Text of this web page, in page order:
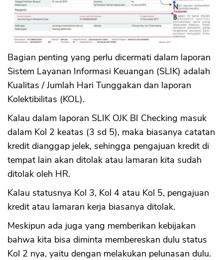
Bagian penting yang perlu dicermati dalam laporan
Sistem Layanan Informasi Keuangan (SLIK) adalah
Kualitas / Jumlah Hari Tunggakan dan laporan
Kolektibilitas (KOL).
Kalau dalam laporan SLIK OJK BI Checking masuk
dalam Kol 2 keatas (3 sd 5), maka biasanya catatan
kredit dianggap jelek, sehingga pengajuan kredit di
tempat lain akan ditolak atau lamaran kita sudah
ditolak oleh HR.
Kalau statusnya Kol 3, Kol 4 atau Kol 5, pengajuan
kredit atau lamaran kerja biasanya ditolak.
Meskipun ada juga yang memberikan kebijakan
bahwa kita bisa diminta membereskan dulu status
Kol 2 nya, yaitu dengan melakukan pelunasan dulu.